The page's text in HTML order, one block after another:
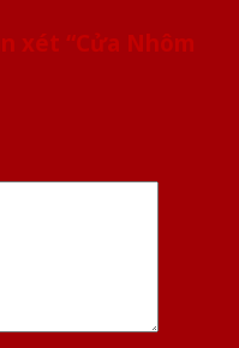
xét “Cửa Nhôm